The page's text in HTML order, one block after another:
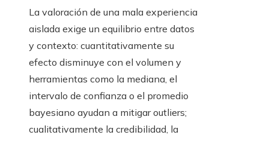
La valoración de una mala experiencia
aislada exige un equilibrio entre datos
y contexto: cuantitativamente su
efecto disminuye con el volumen y
herramientas como la mediana, el
intervalo de confianza o el promedio
bayesiano ayudan a mitigar outliers;
cualitativamente la credibilidad, la